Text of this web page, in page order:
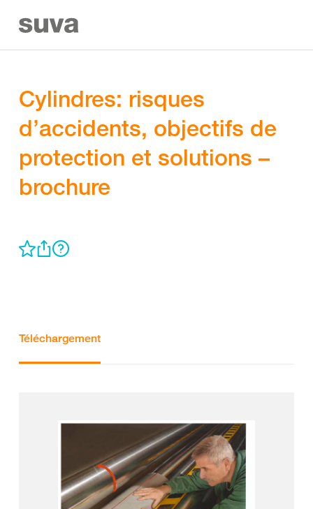
Cylindres: risques
d’accidents, objectifs de
protection et solutions –
brochure
Téléchargement